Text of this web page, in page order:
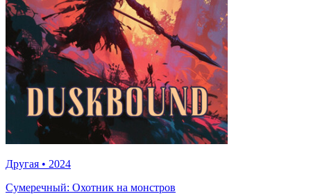
Другая • 2024
Сумеречный: Охотник на монстров